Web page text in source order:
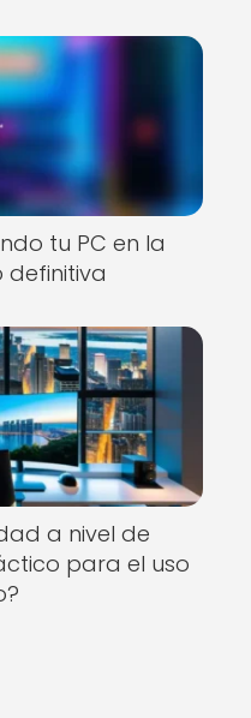
tu PC en la
definitiva
a nivel de
para el uso